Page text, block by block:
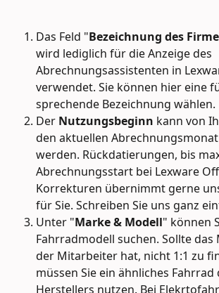
Das Feld "Bezeichnung des
wird lediglich für die Anzeige des
Abrechnungsassistenten in
verwendet. Sie können hier eine
sprechende Bezeichnung wählen.
Der Nutzungsbeginn kann von
den aktuellen
werden. Rückdatierungen, bis
Abrechnungsstart bei Lexware
Korrekturen übernimmt gerne
für Sie. Schreiben Sie uns ganz
Unter "Marke & Modell" können
Fahrradmodell suchen. Sollte das
der Mitarbeiter hat, nicht 1:1 zu
müssen Sie ein ähnliches Fahrrad
Herstellers nutzen. Bei